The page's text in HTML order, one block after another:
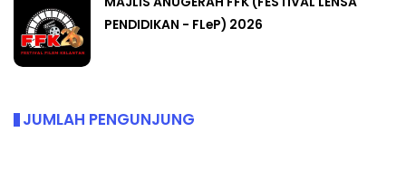
PENDIDIKAN - FLeP) 2026
JUMLAH PENGUNJUNG